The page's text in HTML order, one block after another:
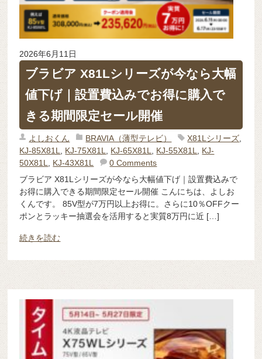
2026年6月11日
ブラビア X81Lシリーズが今なら大幅
値下げ｜設置費込みでお得に購入で
きる期間限定セール開催
よしおくん BRAVIA（薄型テレビ） X81Lシリーズ
KJ-85X81L
KJ-75X81L KJ-65X81L KJ-55X81L
KJ-
50X81L
KJ-43X81L
0 Comments
ブラビア X81Lシリーズが今なら大幅値下げ｜設置費込みで
お得に購入できる期間限定セール開催 こんにちは、よしお
くんです。 85V型が7万円以上お得に。さらに10％OFFクー
ポンとラッキー抽選会を活用すると実質8万円に近 […]
続きを読む